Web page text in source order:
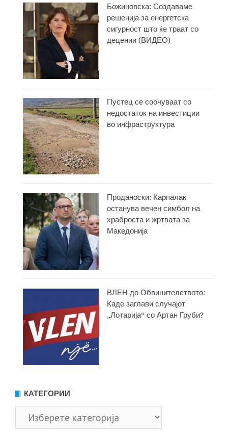
Божиновска: Создаваме
решенија за енергетска
сигурност што ќе траат со
децении (ВИДЕО)
Пустец се соочуваат со
недостаток на инвестиции
во инфраструктура
Проданоски: Карпалак
останува вечен симбол на
храброста и жртвата за
Македонија
ВЛЕН до Обвинителството:
Каде заглави случајот
„Лотарија“ со Артан Груби?
КАТЕГОРИИ
Категории